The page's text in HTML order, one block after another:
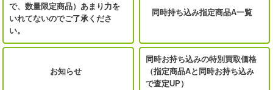
で、数量限定商品）あまり力を
いれてないのでご了承くださ
い。
同時持ち込み指定商品A一覧
お知らせ
同時お持ち込みの特別買取価格
（指定商品Aと同時お持ち込み
で査定UP）